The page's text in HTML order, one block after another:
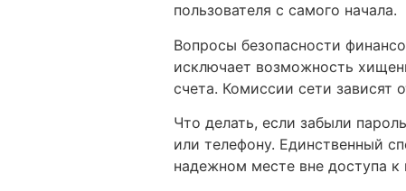
пользователя с самого начала.
Вопросы безопасности
исключает возможность
счета. Комиссии сети зависят
Что делать, если забыли
или телефону. Единственный
надежном месте вне доступа к